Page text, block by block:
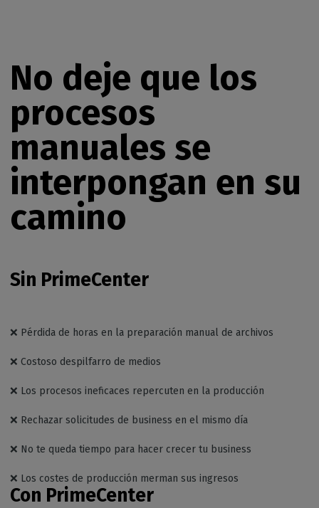
No deje que los
procesos
manuales se
interpongan en su
camino
Sin PrimeCenter
❌ Pérdida de horas en la preparación manual de archivos
❌ Costoso despilfarro de medios
❌ Los procesos ineficaces repercuten en la producción
❌ Rechazar solicitudes de business en el mismo día
❌ No te queda tiempo para hacer crecer tu business
❌ Los costes de producción merman sus ingresos
Con PrimeCenter